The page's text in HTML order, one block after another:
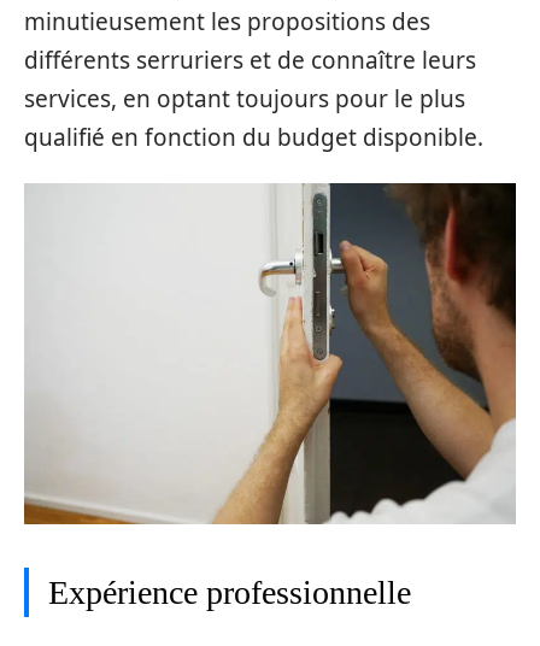
minutieusement les propositions des
différents serruriers et de connaître leurs
services, en optant toujours pour le plus
qualifié en fonction du budget disponible.
Expérience professionnelle